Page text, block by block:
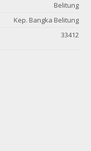
Belitung
Kep. Bangka Belitung
33412